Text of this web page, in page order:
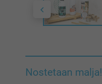
Nostetaan malja!